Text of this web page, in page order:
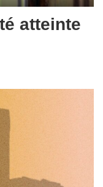
atteinte